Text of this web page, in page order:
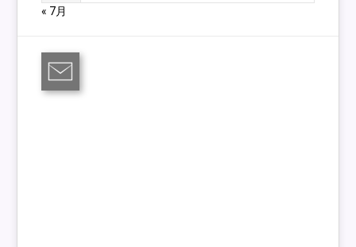
« 7月